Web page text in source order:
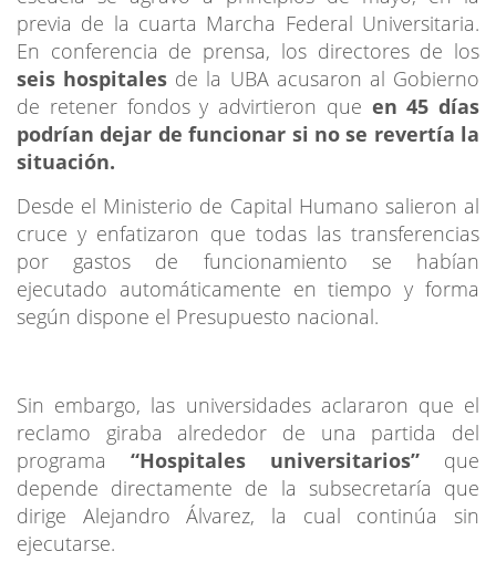
previa de la cuarta Marcha Federal Universitaria.
En conferencia de prensa, los directores de los
seis hospitales de la UBA acusaron al Gobierno
de retener fondos y advirtieron que en 45 días
podrían dejar de funcionar si no se revertía la
situación.
Desde el Ministerio de Capital Humano salieron al
cruce y enfatizaron que todas las transferencias
por gastos de funcionamiento se habían
ejecutado automáticamente en tiempo y forma
según dispone el Presupuesto nacional.
Sin embargo, las universidades aclararon que el
reclamo giraba alrededor de una partida del
programa “Hospitales universitarios” que
depende directamente de la subsecretaría que
dirige Alejandro Álvarez, la cual continúa sin
ejecutarse.